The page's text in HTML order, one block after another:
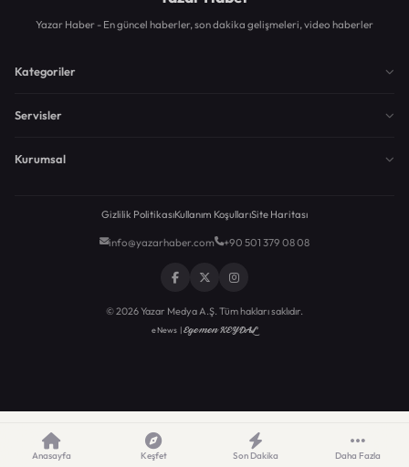
Yazar Haber - En güncel haberler, son dakika gelişmeleri, video haberler
Kategoriler
Servisler
Kurumsal
Gizlilik PolitikasıKullanım KoşullarıSite Haritası
info@yazarhaber.com +90 501 379 08 08
© 2026 Yazar Medya A.Ş. Tüm hakları saklıdır.
eNews |Egemen KEYDAL
Anasayfa Keşfet Son Dakika Daha Fazla